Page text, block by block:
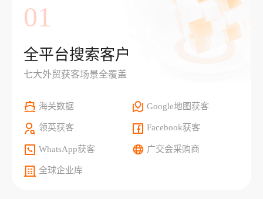
01
全平台搜索客户
七大外贸获客场景全覆盖
海关数据 Google地图获客
领英获客 Facebook获客
WhatsApp获客 广交会采购商
全球企业库